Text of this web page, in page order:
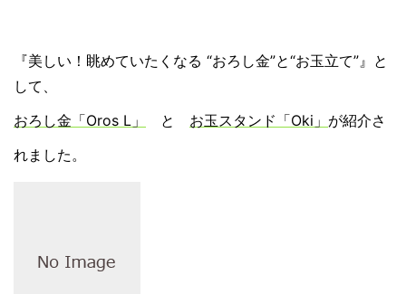
『美しい！眺めていたくなる “おろし金”と“お玉立て”』と
して、
おろし金「Oros L」
と お玉スタンド「Oki」 が紹介さ
れました。